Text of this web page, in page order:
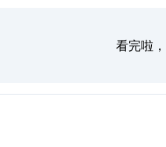
看完啦，